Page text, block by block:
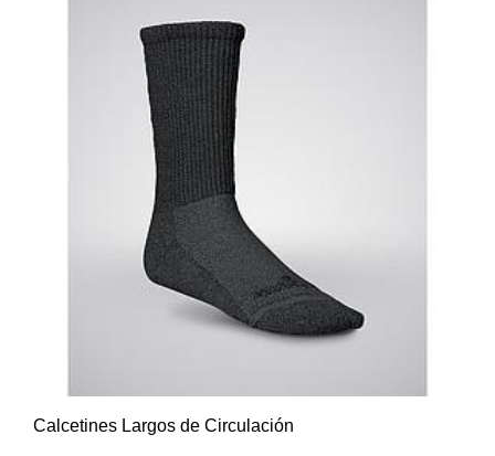
Calcetines Largos de Circulación